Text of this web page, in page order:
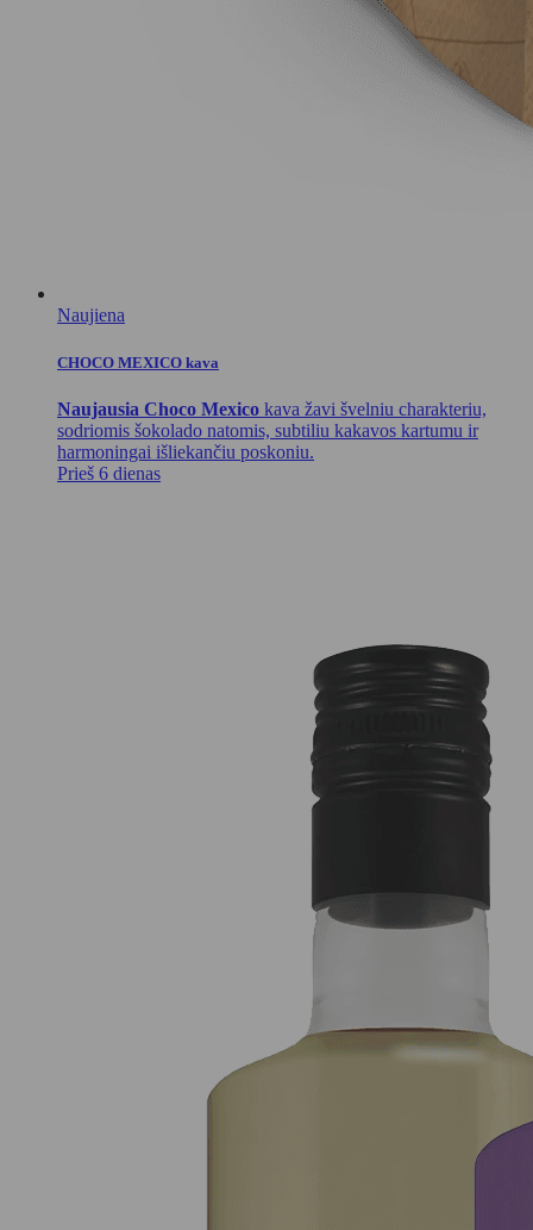
Naujiena
CHOCO MEXICO kava
Naujausia Choco Mexico kava žavi švelniu charakteriu,
sodriomis šokolado natomis, subtiliu kakavos kartumu ir
harmoningai išliekančiu poskoniu.
Prieš 6 dienas